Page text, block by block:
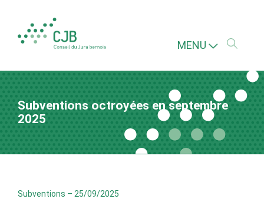
MENU
Subventions octroyées en septembre
2025
Subventions – 25/09/2025